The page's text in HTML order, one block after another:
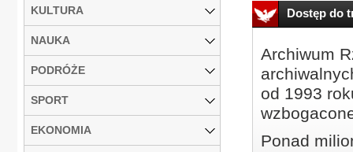
Dostęp do
Archiwum
od 1993
Ponad
KULTURA
NAUKA
PODRÓŻE
SPORT
EKONOMIA